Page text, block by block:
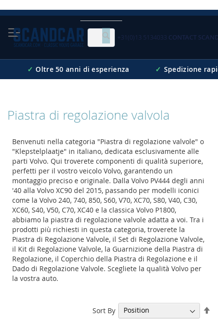
Skip
Content
Cerca
+31(0)13 5134033 CONTACT
✓ Oltre 50 anni di esperienza ✓ Spedizione
Piastra di regolazione valvola
Benvenuti nella categoria "Piastra di regolazione valvole" o
"Klepstelplaatje" in italiano, dedicata esclusivamente alle
parti Volvo. Qui troverete componenti di qualità superiore,
perfetti per il vostro veicolo Volvo, garantendo un
montaggio preciso e originale. Dalla Volvo PV444 degli anni
'40 alla Volvo XC90 del 2015, passando per modelli iconici
come la Volvo 240, 740, 850, S60, V70, XC70, S80, V40, C30,
XC60, S40, V50, C70, XC40 e la classica Volvo P1800,
abbiamo la piastra di regolazione valvole adatta a voi. Tra i
prodotti più richiesti in questa categoria, troverete la
Piastra di Regolazione Valvole, il Set di Regolazione Valvole,
il Kit di Regolazione Valvole, la Guarnizione della Piastra di
Regolazione, il Coperchio della Piastra di Regolazione e il
Dado di Regolazione Valvole. Scegliete la qualità Volvo per
la vostra auto.
Sort By